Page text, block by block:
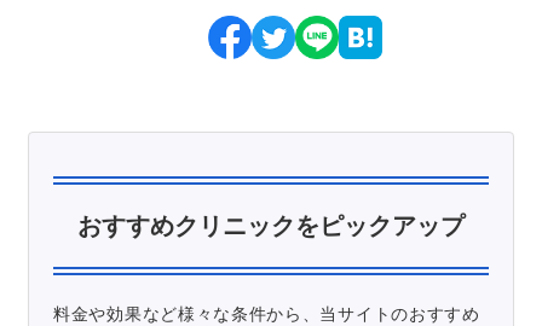
おすすめクリニックをピックアップ
料金や効果など様々な条件から、当サイトのおすすめ